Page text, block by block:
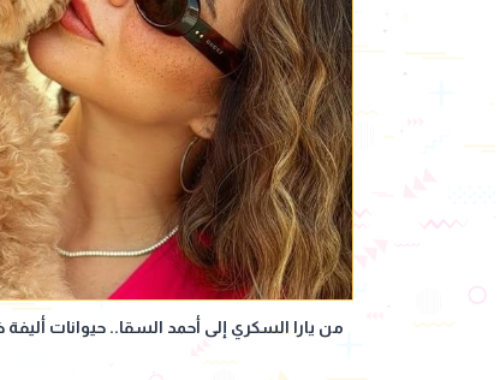
من يارا السكري إلى أحمد السقا.. حيوانات